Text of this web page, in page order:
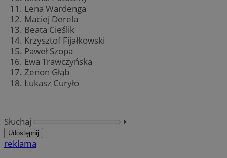
Lena Wardenga
Maciej Derela
Beata Cieślik
Krzysztof Fijałkowski
Paweł Szopa
Ewa Trawczyńska
Zenon Głąb
Łukasz Curyło
Słuchaj ⏵︎
Udostępnij
reklama